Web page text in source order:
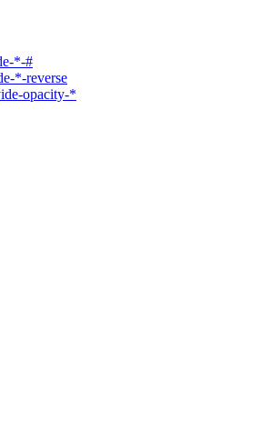
*-#
*-reverse
opacity-*